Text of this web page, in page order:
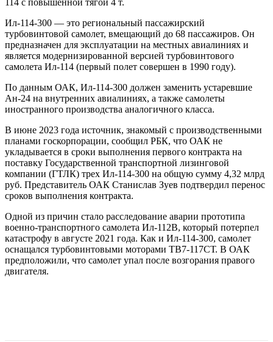
114 с повышенной тягой 4 т.
Ил-114-300 — это региональный пассажирский
турбовинтовой самолет, вмещающий до 68 пассажиров. Он
предназначен для эксплуатации на местных авиалиниях и
является модернизированной версией турбовинтового
самолета Ил-114 (первый полет совершен в 1990 году).
По данным ОАК, Ил-114-300 должен заменить устаревшие
Ан-24 на внутренних авиалиниях, а также самолеты
иностранного производства аналогичного класса.
В июне 2023 года источник, знакомый с производственными
планами госкорпорации, сообщил РБК, что ОАК не
укладывается в сроки выполнения первого контракта на
поставку Государственной транспортной лизинговой
компании (ГТЛК) трех Ил-114-300 на общую сумму 4,32 млрд
руб. Представитель ОАК Станислав Зуев подтвердил перенос
сроков выполнения контракта.
Одной из причин стало расследование аварии прототипа
военно-транспортного самолета Ил-112В, который потерпел
катастрофу в августе 2021 года. Как и Ил-114-300, самолет
оснащался турбовинтовыми моторами ТВ7-117СТ. В ОАК
предположили, что самолет упал после возгорания правого
двигателя.